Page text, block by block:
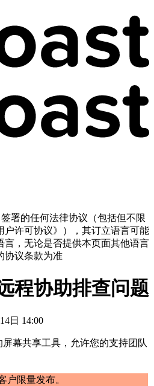
署的任何法律协议（包括但不限
户许可协议》），其订立语言可能
言，无论是否提供本页面其他语言
协议条款为准
程协助排查问题
日 14:00
屏幕共享工具，允许您的支持团队
户限量发布。